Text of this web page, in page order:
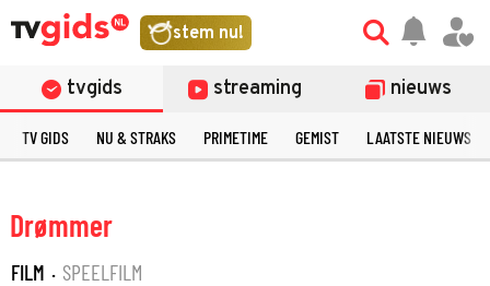
stem nu!
tvgids streaming nieuws
TV GIDS NU & STRAKS PRIMETIME GEMIST LAATSTE NIEUWS
Drømmer
FILM · SPEELFILM